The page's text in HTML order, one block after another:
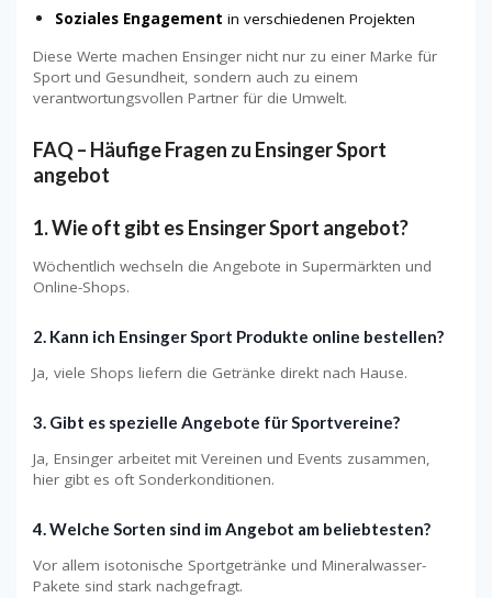
Soziales Engagement in verschiedenen Projekten
Diese Werte machen Ensinger nicht nur zu einer Marke für
Sport und Gesundheit, sondern auch zu einem
verantwortungsvollen Partner für die Umwelt.
FAQ – Häufige Fragen zu Ensinger Sport
angebot
1. Wie oft gibt es Ensinger Sport angebot?
Wöchentlich wechseln die Angebote in Supermärkten und
Online-Shops.
2. Kann ich Ensinger Sport Produkte online bestellen?
Ja, viele Shops liefern die Getränke direkt nach Hause.
3. Gibt es spezielle Angebote für Sportvereine?
Ja, Ensinger arbeitet mit Vereinen und Events zusammen,
hier gibt es oft Sonderkonditionen.
4. Welche Sorten sind im Angebot am beliebtesten?
Vor allem isotonische Sportgetränke und Mineralwasser-
Pakete sind stark nachgefragt.